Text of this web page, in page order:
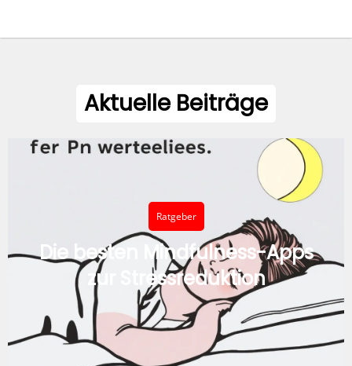
Aktuelle Beiträge
Ratgeber
Die besten Mindfulness-Apps
zur Stressreduktion